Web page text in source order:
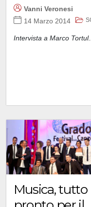
Vanni Veronesi
14 Marzo 2014
Intervista a Marco Tortul...
Musica, tutto